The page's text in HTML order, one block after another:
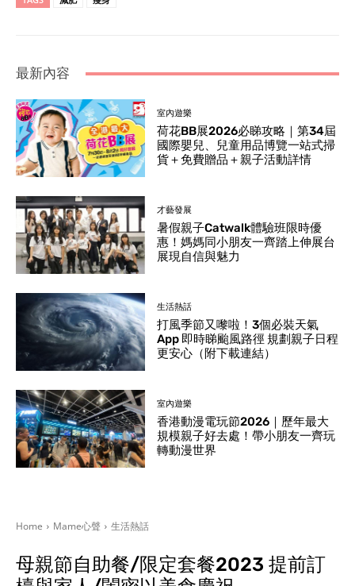
最新內容
室內遊樂
荷花BB展2026必睇攻略｜第34屆
國際嬰兒、兒童用品博覽一站式掃
貨＋免費贈品＋親子活動詳情
才藝發展
暑假親子Catwalk體驗班限時優
惠！媽媽同小朋友一齊踏上伸展台
展現自信與魅力
生活熱話
打風季節又嚟啦！3個必裝天氣
App 即時睇颱風路徑 規劃親子日程
更安心（附下載連結）
室內遊樂
香港動漫電玩節2026｜歷年最大
規模親子好去處！帶小朋友一齊玩
轉動漫世界